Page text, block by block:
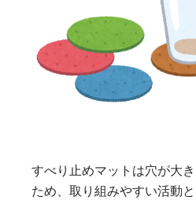
すべり止めマットは穴が大
ため、取り組みやすい活動と